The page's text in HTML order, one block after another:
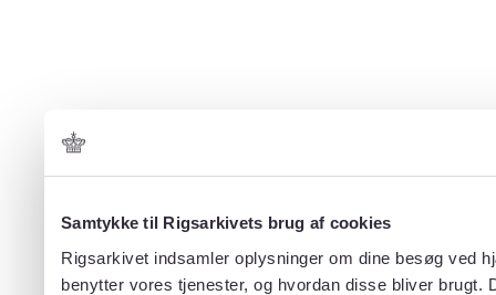
Samtykke til Rigsarkivets brug af cookies
Rigsarkivet indsamler oplysninger om dine besøg ved
benytter vores tjenester, og hvordan disse bliver